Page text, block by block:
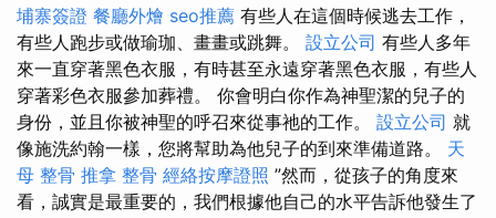
埔寨簽證 餐廳外燴 seo推薦 有些人在這個時候逃去工作，
有些人跑步或做瑜珈、畫畫或跳舞。 設立公司 有些人多年
來一直穿著黑色衣服，有時甚至永遠穿著黑色衣服，有些人
穿著彩色衣服參加葬禮。 你會明白你作為神聖潔的兒子的
身份，並且你被神聖的呼召來從事祂的工作。 設立公司 就
像施洗約翰一樣，您將幫助為他兒子的到來準備道路。 天
母 整骨 推拿 整骨 經絡按摩證照 ”然而，從孩子的角度來
看，誠實是最重要的，我們根據他自己的水平告訴他發生了